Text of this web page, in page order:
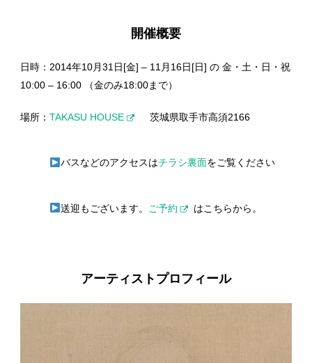
開催概要
日時：2014年10月31日[金] – 11月16日[日] の 金・土・日・祝
10:00 – 16:00 （金のみ18:00まで）
場所： TAKASU HOUSE 茨城県取手市高須2166
バスなどのアクセスはチラシ裏面をご覧ください
送迎もございます。 ご予約 はこちらから。
アーティストプロフィール